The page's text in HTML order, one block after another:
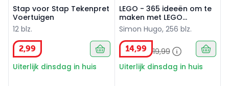
Stap voor Stap Tekenpret
Voertuigen
12 blz.
2,99
Uiterlijk dinsdag in huis
LEGO - 365 ideeën om te
maken met LEGO
steentjes
Simon Hugo, 256 blz.
14,99 19,99
Uiterlijk dinsdag in huis